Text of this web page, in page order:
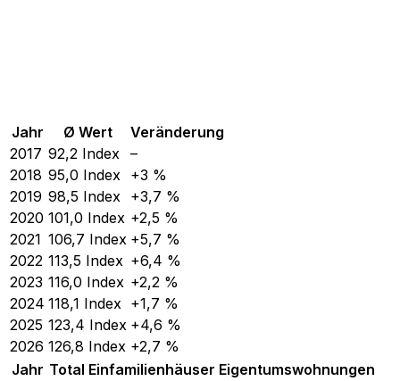
Jahr Ø Wert
Veränderung
2017 92,2 Index –
2018 95,0 Index +3 %
2019 98,5 Index +3,7 %
2020 101,0 Index +2,5 %
2021 106,7 Index +5,7 %
2022 113,5 Index +6,4 %
2023 116,0 Index +2,2 %
2024 118,1 Index +1,7 %
2025 123,4 Index +4,6 %
2026 126,8 Index +2,7 %
Jahr Total Einfamilienhäuser Eigentumswohnungen